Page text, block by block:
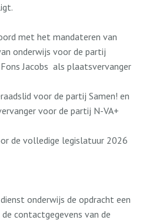
met het mandateren van
onderwijs voor de partij
Jacobs als plaatsvervanger
voor de partij Samen! en
voor de partij N-VA+
de volledige legislatuur 2026
onderwijs de opdracht een
contactgegevens van de